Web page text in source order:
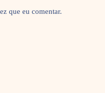
que eu comentar.